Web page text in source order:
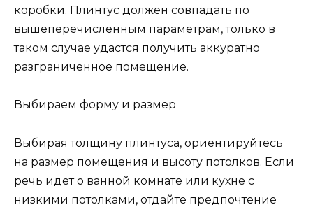
коробки. Плинтус должен совпадать по
вышеперечисленным параметрам, только в
таком случае удастся получить аккуратно
разграниченное помещение.
Выбираем форму и размер
Выбирая толщину плинтуса, ориентируйтесь
на размер помещения и высоту потолков. Если
речь идет о ванной комнате или кухне с
низкими потолками, отдайте предпочтение